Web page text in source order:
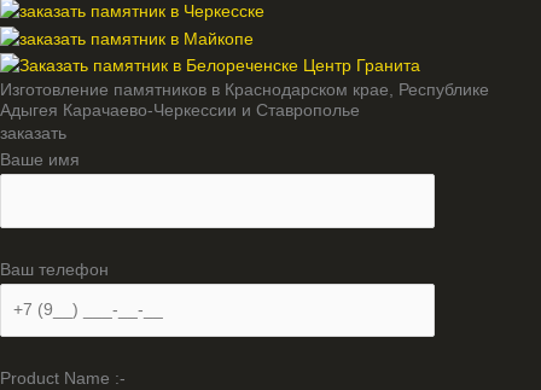
Изготовление памятников в Краснодарском крае, Республике
Адыгея Карачаево-Черкессии и Ставрополье
заказать
Ваше имя
Ваш телефон
Product Name :-